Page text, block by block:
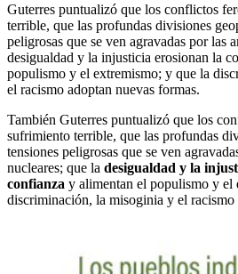
Guterres puntualizó que los conflictos
terrible, que las profundas divisiones
peligrosas que se ven agravadas por las
desigualdad y la injusticia erosionan la
populismo y el extremismo; y que la
el racismo adoptan nuevas formas.
También Guterres puntualizó que los
sufrimiento terrible, que las profundas
tensiones peligrosas que se ven
nucleares; que la desigualdad y la
confianza y alimentan el populismo y el
discriminación, la misoginia y el racismo